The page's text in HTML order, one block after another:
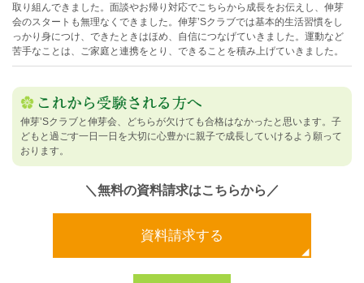
取り組んできました。面談やお帰り対応でこちらから成長をお伝えし、伸芽
会のスタートも無理なくできました。伸芽’Sクラブでは基本的生活習慣をし
っかり身につけ、できたときはほめ、自信につなげていきました。運動など
苦手なことは、ご家庭と連携をとり、できることを積み上げていきました。
伸芽’Sクラブと伸芽会、どちらが欠けても合格はなかったと思います。子
どもと過ごす一日一日を大切に心豊かに親子で成長していけるよう願って
おります。
＼無料の資料請求はこちらから／
資料請求する